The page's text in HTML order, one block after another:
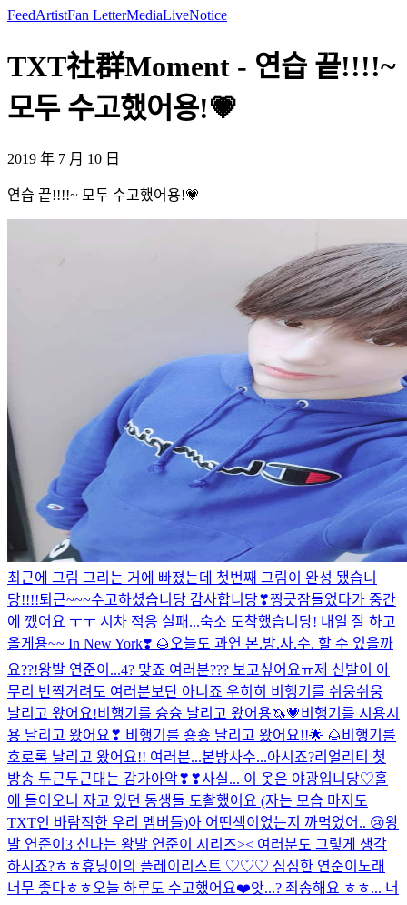
FeedArtistFan LetterMediaLiveNotice
TXT社群Moment - 연습 끝!!!!~
모두 수고했어용!💗
2019 年 7 月 10 日
연습 끝!!!!~ 모두 수고했어용!💗
최근에 그림 그리는 거에 빠졌는데 첫번째 그림이 완성 됐습니
당!!!!퇴근~~~수고하셨습니당 감사합니당❣찡긋잠들었다가 중간
에 깼어요 ㅜㅜ 시차 적응 실패...숙소 도착했습니당! 내일 잘 하고
올게용~~ In New York❣️ 🌰 오늘도 과연 본.방.사.수. 할 수 있을까
요??!왕발 연준이...4? 맞죠 여러분??? 보고싶어요ㅠ제 신발이 아
무리 반짝거려도 여러분보단 아니죠 우히히 비행기를 쉬웅쉬웅
날리고 왔어요!비행기를 슝슝 날리고 왔어용🦄💗비행기를 시용시
용 날리고 왔어요❣ 비행기를 숑숑 날리고 왔어요!!🌟 🌰비행기를
호로록 날리고 왔어요!! 여러분...본방사수...아시죠?리얼리티 첫
방송 두근두근대는 감가아악❣❣사실... 이 옷은 야광입니당♡홀
에 들어오니 자고 있던 동생들 도촬했어요 (자는 모습 마저도
TXT인 바람직한 우리 멤버들)아 어떤색이었는지 까먹었어.. 😢왕
발 연준이3 신나는 왕발 연준이 시리즈>< 여러분도 그렇게 생각
하시죠?ㅎㅎ휴닝이의 플레이리스트 ♡♡♡ 심심한 연준이 노래
너무 좋다ㅎㅎ 오늘 하루도 수고했어요❤️앗...? 죄송해요 ㅎㅎ... 너